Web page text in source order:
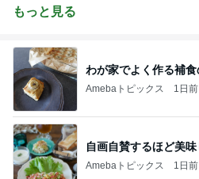
そば
もっと見る
わが家でよく作る補
Amebaトピックス 1日前
自画自賛するほど美
Amebaトピックス 1日前